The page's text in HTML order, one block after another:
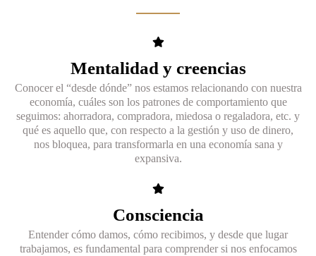
Mentalidad y creencias​
Conocer el “desde dónde” nos estamos relacionando con nuestra
economía, cuáles son los patrones de comportamiento que
seguimos: ahorradora, compradora, miedosa o regaladora, etc. y
qué es aquello que, con respecto a la gestión y uso de dinero,
nos bloquea, para transformarla en una economía sana y
expansiva.
Consciencia​
Entender cómo damos, cómo recibimos, y desde que lugar
trabajamos, es fundamental para comprender si nos enfocamos